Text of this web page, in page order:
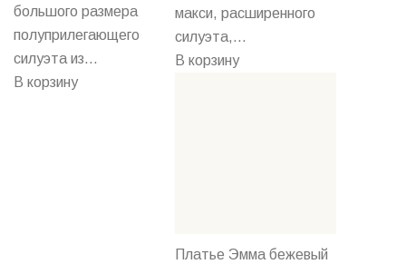
большого размера
полуприлегающего
силуэта из...
В корзину
макси, расширенного
силуэта,...
В корзину
Платье Эмма бежевый